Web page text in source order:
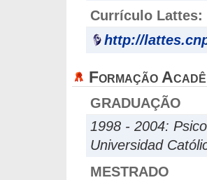
Currículo Lattes:
http://
Formação
GRADUAÇÃO
1998 - 2004:
Universidad
MESTRADO